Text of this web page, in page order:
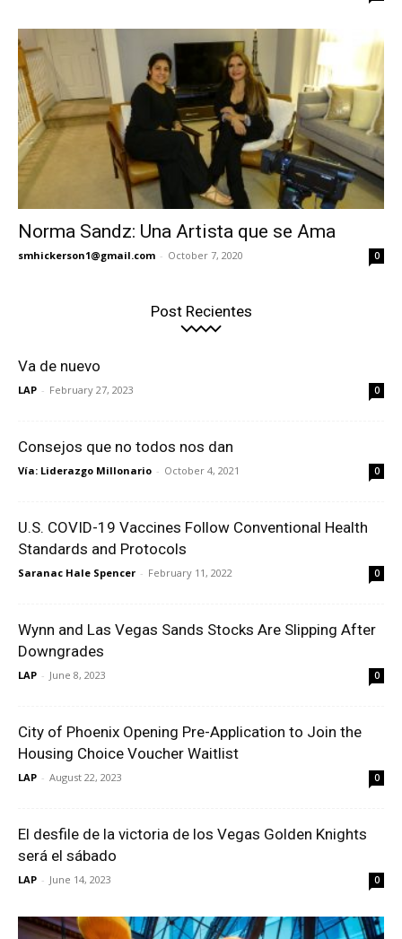
Norma Sandz: Una Artista que se Ama
smhickerson1@gmail.com - October 7, 2020 0
Post Recientes
Va de nuevo
LAP - February 27, 2023 0
Consejos que no todos nos dan
Vía: Liderazgo Millonario - October 4, 2021 0
U.S. COVID-19 Vaccines Follow Conventional Health
Standards and Protocols
Saranac Hale Spencer - February 11, 2022 0
Wynn and Las Vegas Sands Stocks Are Slipping After
Downgrades
LAP - June 8, 2023 0
City of Phoenix Opening Pre-Application to Join the
Housing Choice Voucher Waitlist
LAP - August 22, 2023 0
El desfile de la victoria de los Vegas Golden Knights
será el sábado
LAP - June 14, 2023 0